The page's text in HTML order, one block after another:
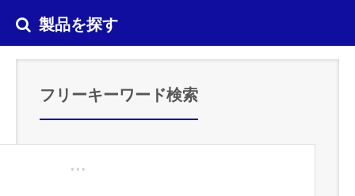
製品を探す
フリーキーワード検索